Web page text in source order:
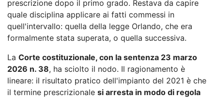
prescrizione dopo il primo grado. Restava da capire
quale disciplina applicare ai fatti commessi in
quell'intervallo: quella della legge Orlando, che era
formalmente stata superata, o quella successiva.
La Corte costituzionale, con la sentenza 23 marzo
2026 n. 38, ha sciolto il nodo. Il ragionamento è
lineare: il risultato pratico dell'impianto del 2021 è che
il termine prescrizionale si arresta in modo di regola